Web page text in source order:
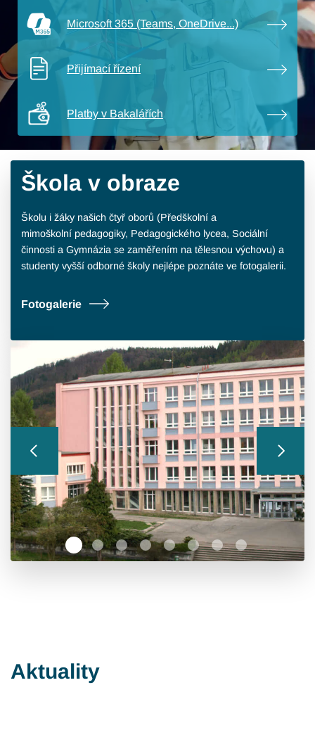
Microsoft 365 (Teams, OneDrive...)
Přijímací řízení
Platby v Bakalářích
Škola v obraze
Školu i žáky našich čtyř oborů (Předškolní a
mimoškolní pedagogiky, Pedagogického lycea, Sociální
činnosti a Gymnázia se zaměřením na tělesnou výchovu) a
studenty vyšší odborné školy nejlépe poznáte ve fotogalerii.
Fotogalerie
Aktuality